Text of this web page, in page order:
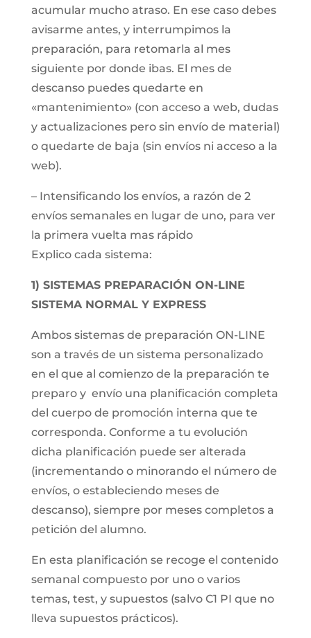
acumular mucho atraso. En ese caso debes
avisarme antes, y interrumpimos la
preparación, para retomarla al mes
siguiente por donde ibas. El mes de
descanso puedes quedarte en
«mantenimiento» (con acceso a web, dudas
y actualizaciones pero sin envío de material)
o quedarte de baja (sin envíos ni acceso a la
web).
– Intensificando los envíos, a razón de 2
envíos semanales en lugar de uno, para ver
la primera vuelta mas rápido
Explico cada sistema:
1) SISTEMAS PREPARACIÓN ON-LINE
SISTEMA NORMAL Y EXPRESS
Ambos sistemas de preparación ON-LINE
son a través de un sistema personalizado
en el que al comienzo de la preparación te
preparo y envío una planificación completa
del cuerpo de promoción interna que te
corresponda. Conforme a tu evolución
dicha planificación puede ser alterada
(incrementando o minorando el número de
envíos, o estableciendo meses de
descanso), siempre por meses completos a
petición del alumno.
En esta planificación se recoge el contenido
semanal compuesto por uno o varios
temas, test, y supuestos (salvo C1 PI que no
lleva supuestos prácticos).